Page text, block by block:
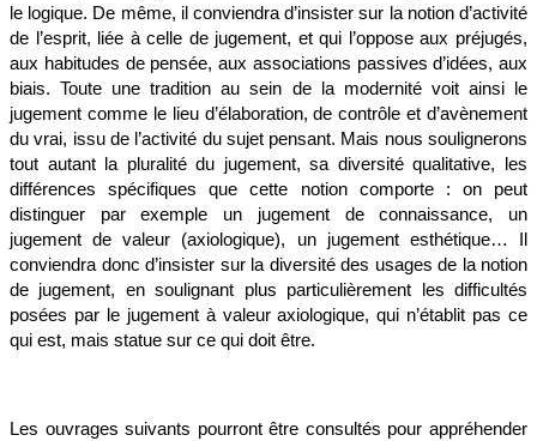
le logique. De même, il conviendra d’insister sur la notion d’activité
de l’esprit, liée à celle de jugement, et qui l’oppose aux préjugés,
aux habitudes de pensée, aux associations passives d’idées, aux
biais. Toute une tradition au sein de la modernité voit ainsi le
jugement comme le lieu d’élaboration, de contrôle et d’avènement
du vrai, issu de l’activité du sujet pensant. Mais nous soulignerons
tout autant la pluralité du jugement, sa diversité qualitative, les
différences spécifiques que cette notion comporte : on peut
distinguer par exemple un jugement de connaissance, un
jugement de valeur (axiologique), un jugement esthétique… Il
conviendra donc d’insister sur la diversité des usages de la notion
de jugement, en soulignant plus particulièrement les difficultés
posées par le jugement à valeur axiologique, qui n’établit pas ce
qui est, mais statue sur ce qui doit être.
Les ouvrages suivants pourront être consultés pour appréhender